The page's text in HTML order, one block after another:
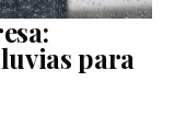
para